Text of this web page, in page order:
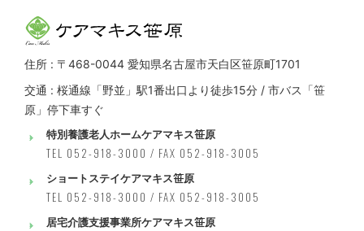
住所 : 〒468-0044 愛知県名古屋市天白区笹原町1701
交通 : 桜通線「野並」駅1番出口より徒歩15分 / 市バス「笹
原」停下車すぐ
特別養護老人ホームケアマキス笹原
TEL 052-918-3000 / FAX 052-918-3005
ショートステイケアマキス笹原
TEL 052-918-3000 / FAX 052-918-3005
居宅介護支援事業所ケアマキス笹原